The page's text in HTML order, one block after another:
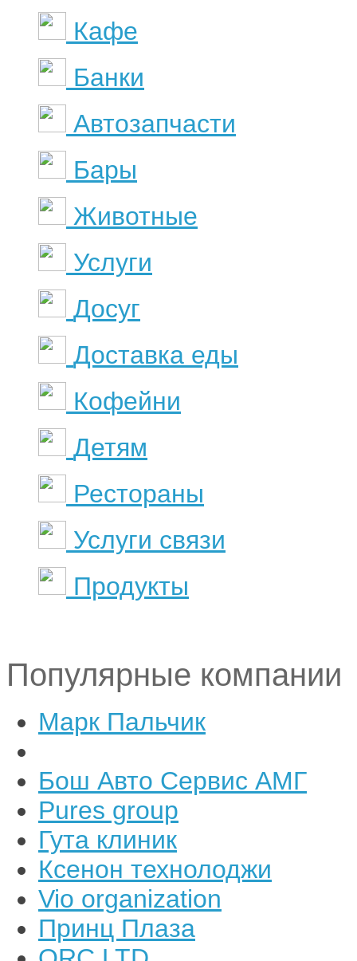
Кафе
Банки
Автозапчасти
Бары
Животные
Услуги
Досуг
Доставка еды
Кофейни
Детям
Рестораны
Услуги связи
Продукты
Популярные компании
Марк Пальчик
Бош Авто Сервис АМГ
Pures group
Гута клиник
Ксенон технолоджи
Vio organization
Принц Плаза